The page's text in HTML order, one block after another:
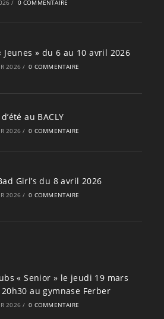
/ 0 COMMENTAIRE
Jeunes » du 6 au 10 avril 2026
2026 / 0 COMMENTAIRE
au BACLY
2026 / 0 COMMENTAIRE
Girl’s du 8 avril 2026
2026 / 0 COMMENTAIRE
« Senior » le jeudi 19 mars
au gymnase Ferber
2026 / 0 COMMENTAIRE